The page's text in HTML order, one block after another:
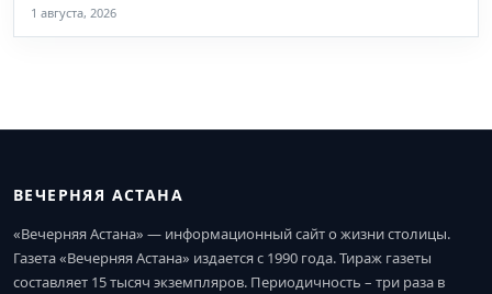
1 августа, 2026
ВЕЧЕРНЯЯ АСТАНА
«Вечерняя Астана» — информационный сайт о жизни столицы.
Газета «Вечерняя Астана» издается с 1990 года. Тираж газеты
составляет 15 тысяч экземпляров. Периодичность – три раза в